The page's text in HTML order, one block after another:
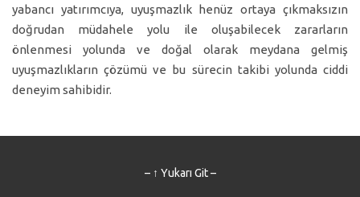
yabancı yatırımcıya, uyuşmazlık henüz ortaya çıkmaksızın
doğrudan müdahele yolu ile oluşabilecek zararların
önlenmesi yolunda ve doğal olarak meydana gelmiş
uyuşmazlıkların çözümü ve bu sürecin takibi yolunda ciddi
deneyim sahibidir.
– ↑ Yukarı Git –